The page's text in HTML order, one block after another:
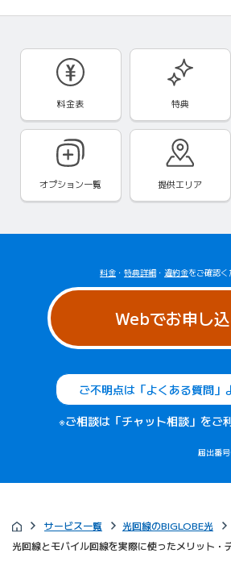
料金表 特典
オプション一覧 提供エリア
料金 ・ 特典詳細 ・ 違約金をご確認く
Webでお申し
ご不明点は「よくある質問」
※ご相談は「チャット相談」をご
届出番
サービス一覧 光回線のBIGLOBE光
光回線とモバイル回線を実際に使ったメリット・